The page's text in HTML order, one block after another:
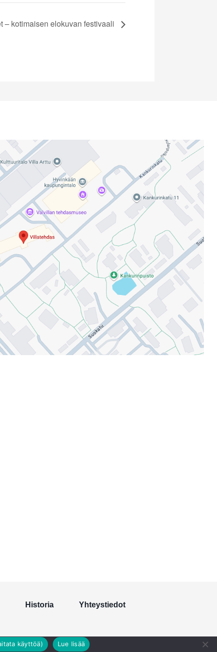
– kotimaisen elokuvan festivaali
Historia Yhteystiedot
käyttöä) Lue lisää